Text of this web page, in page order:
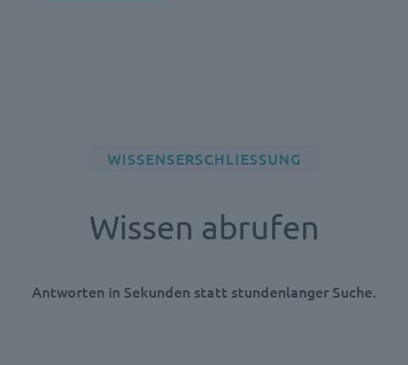
WISSENSERSCHLIESSUNG
Wissen abrufen
Antworten in Sekunden statt stundenlanger Suche.